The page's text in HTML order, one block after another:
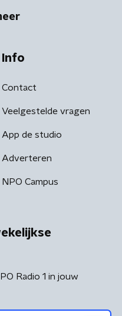
Info
Contact
Veelgestelde vragen
App de studio
Adverteren
NPO Campus
Radio 1 in jouw